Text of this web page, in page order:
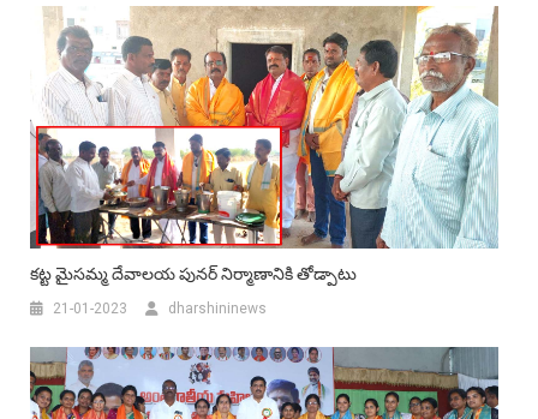
కట్ట మైసమ్మ దేవాలయ పునర్ నిర్మాణానికి తోడ్పాటు
21-01-2023 dharshininews